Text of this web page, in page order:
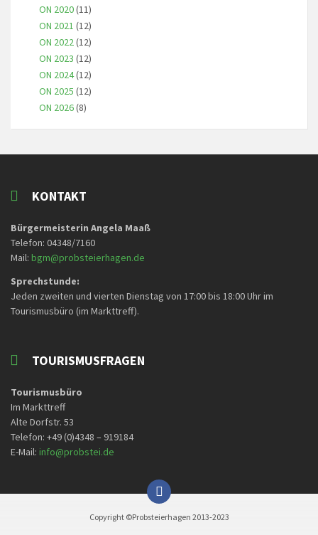
ON 2020(11)
ON 2021 (12)
ON 2022(12)
ON 2023 (12)
ON 2024(12)
ON 2025 (12)
ON 2026(8)
KONTAKT
Bürgermeisterin Angela Maaß
Telefon: 04348/7160
Mail: bgm@probsteierhagen.de
Sprechstunde:
Jeden zweiten und vierten Dienstag von 17:00 bis 18:00 Uhr im
Tourismusbüro (im Markttreff).
TOURISMUSFRAGEN
Tourismusbüro
Im Markttreff
Alte Dorfstr. 53
Telefon: +49 (0)4348 – 919184
E-Mail: info@probstei.de
Copyright ©Probsteierhagen 2013-2023